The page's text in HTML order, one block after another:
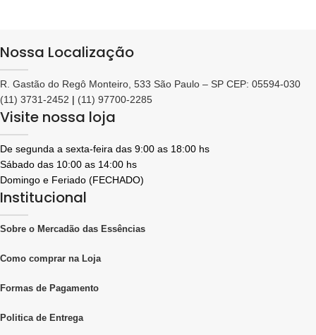
Nossa Localização
R. Gastão do Regô Monteiro, 533 São Paulo – SP CEP: 05594-030
(11) 3731-2452 | (11) 97700-2285
Visite nossa loja
De segunda a sexta-feira das 9:00 as 18:00 hs
Sábado das 10:00 as 14:00 hs
Domingo e Feriado (FECHADO)
Institucional
Sobre o Mercadão das Essências
Como comprar na Loja
Formas de Pagamento
Politica de Entrega